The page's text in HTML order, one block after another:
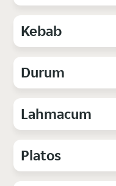
Kebab
Durum
Lahmacum
Platos